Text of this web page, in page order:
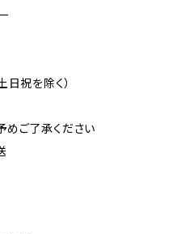
日祝を除く）
めご了承ください